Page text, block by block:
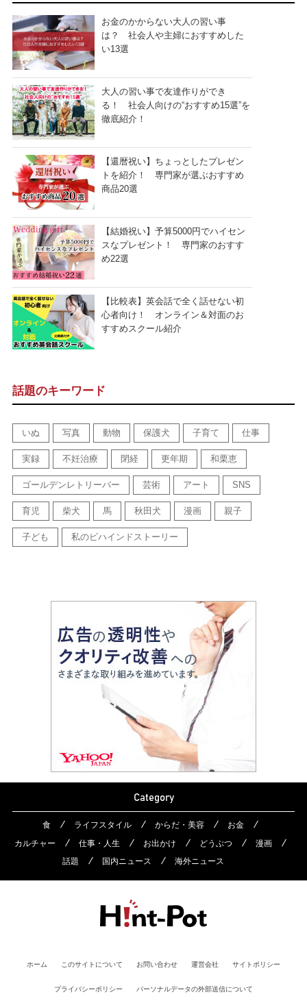
お金のかからない大人の習い事
は？ 社会人や主婦におすすめした
い13選
大人の習い事で友達作りができ
る！ 社会人向けの“おすすめ15選”を
徹底紹介！
【還暦祝い】ちょっとしたプレゼン
トを紹介！ 専門家が選ぶおすすめ
商品20選
【結婚祝い】予算5000円でハイセン
スなプレゼント！ 専門家のおすす
め22選
【比較表】英会話で全く話せない初
心者向け！ オンライン＆対面のお
すすめスクール紹介
話題のキーワード
いぬ 写真 動物 保護犬 子育て 仕事
実録 不妊治療 閉経 更年期 和栗恵
ゴールデンレトリーバー 芸術 アート SNS
育児 柴犬 馬 秋田犬 漫画 親子
子ども 私のビハインドストーリー
Category
食 ライフスタイル からだ・美容
お金
カルチャー
仕事・人生 お出かけ どうぶつ
漫画
話題
国内ニュース 海外ニュース
ホーム このサイトについて お問い合わせ 運営会社 サイトポリシー
プライバシーポリシー パーソナルデータの外部送信について